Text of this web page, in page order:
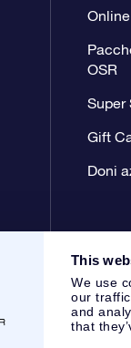
This
We use
our
and
that
OSR
Super
Gift
Doni